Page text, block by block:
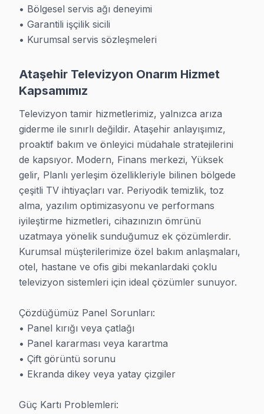
· Arnavutköy Servisi
· Avcılar Servisi
· Bağcılar Servisi
· Bahçelievler Servisi
· Bakırköy Servisi
· Başakşehir Servisi
· Beylikdüzü Servisi
Ataşehir TV Servis - Garantili Düzeltme
Ataşehir'da yaşayan binlerce kişi gibi televizyon
Dikkat çekmek istediğimiz bir şey var: İstanbul Finans
Şunu da söyleyelim: referans müşteri listeleyerek
Hangi Markaları ve Arızaları Tamir Ediyoruz?
uzman elektronikçi olarak Ataşehir'da 40+ markada
• Lider markalar: Samsung QLED, LG OLED, Sony
• Türk markaları: Vestel, Arçelik, Beko ve alt
• Panel tipleri: LED, OLED, QLED, FALD, NanoCell —
Arıza tespiti bitti mi? Ücret yok. Teklif onayladınız
• Bölgesel servis ağı deneyimi
• Garantili işçilik sicili
• Kurumsal servis sözleşmeleri
Ataşehir Televizyon Onarım Hizmet
Kapsamımız
Televizyon tamir hizmetlerimiz, yalnızca arıza
giderme ile sınırlı değildir. Ataşehir anlayışımız,
proaktif bakım ve önleyici müdahale stratejilerini
de kapsıyor. Modern, Finans merkezi, Yüksek
gelir, Planlı yerleşim özellikleriyle bilinen bölgede
çeşitli TV ihtiyaçları var. Periyodik temizlik, toz
alma, yazılım optimizasyonu ve performans
iyileştirme hizmetleri, cihazınızın ömrünü
uzatmaya yönelik sunduğumuz ek çözümlerdir.
Kurumsal müşterilerimize özel bakım anlaşmaları,
otel, hastane ve ofis gibi mekanlardaki çoklu
televizyon sistemleri için ideal çözümler sunuyor.
Çözdüğümüz Panel Sorunları:
• Panel kırığı veya çatlağı
• Panel kararması veya karartma
• Çift görüntü sorunu
• Ekranda dikey veya yatay çizgiler
Güç Kartı Problemleri: